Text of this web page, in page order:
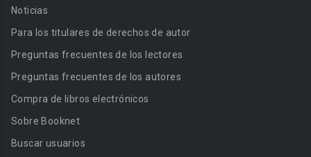
Noticias
Para los titulares de derechos de autor
Preguntas frecuentes de los lectores
Preguntas frecuentes de los autores
Compra de libros electrónicos
Sobre Booknet
Buscar usuarios